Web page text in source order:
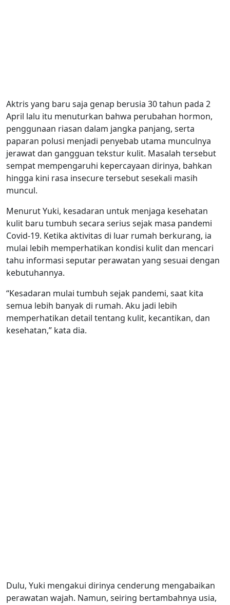
Aktris yang baru saja genap berusia 30 tahun pada 2
April lalu itu menuturkan bahwa perubahan hormon,
penggunaan riasan dalam jangka panjang, serta
paparan polusi menjadi penyebab utama munculnya
jerawat dan gangguan tekstur kulit. Masalah tersebut
sempat mempengaruhi kepercayaan dirinya, bahkan
hingga kini rasa insecure tersebut sesekali masih
muncul.
Menurut Yuki, kesadaran untuk menjaga kesehatan
kulit baru tumbuh secara serius sejak masa pandemi
Covid-19. Ketika aktivitas di luar rumah berkurang, ia
mulai lebih memperhatikan kondisi kulit dan mencari
tahu informasi seputar perawatan yang sesuai dengan
kebutuhannya.
“Kesadaran mulai tumbuh sejak pandemi, saat kita
semua lebih banyak di rumah. Aku jadi lebih
memperhatikan detail tentang kulit, kecantikan, dan
kesehatan,” kata dia.
Dulu, Yuki mengakui dirinya cenderung mengabaikan
perawatan wajah. Namun, seiring bertambahnya usia,